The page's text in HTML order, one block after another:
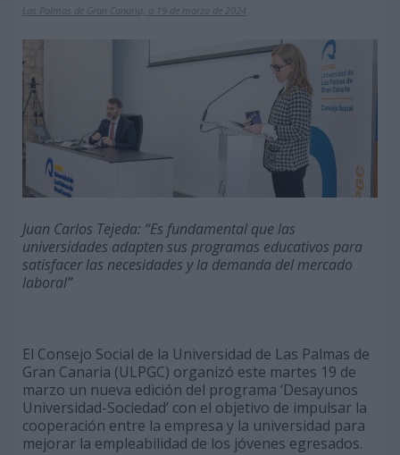
Las Palmas de Gran Canaria, a 19 de marzo de 2024
Juan Carlos Tejeda: “Es fundamental que las
universidades adapten sus programas educativos para
satisfacer las necesidades y la demanda del mercado
laboral”
El Consejo Social de la Universidad de Las Palmas de
Gran Canaria (ULPGC) organizó este martes 19 de
marzo un nueva edición del programa ‘Desayunos
Universidad-Sociedad’ con el objetivo de impulsar la
cooperación entre la empresa y la universidad para
mejorar la empleabilidad de los jóvenes egresados.